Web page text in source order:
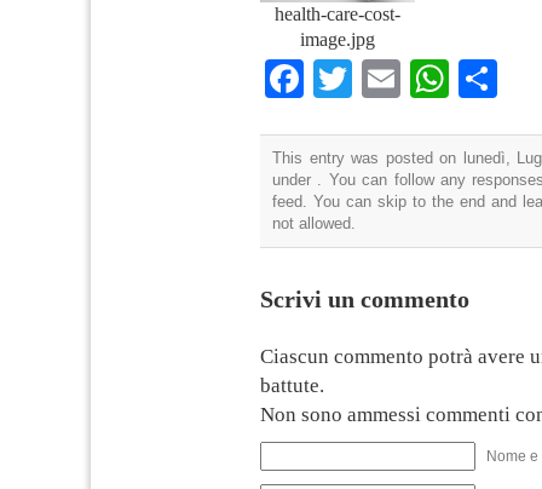
health-care-cost-
image.jpg
Facebook
TwitterEmail
This entry was posted on lunedì,
under . You can follow any
feed. You can skip to the end and
not allowed.
Scrivi un commento
Ciascun commento potrà avere
battute.
Non sono ammessi commenti
Nome